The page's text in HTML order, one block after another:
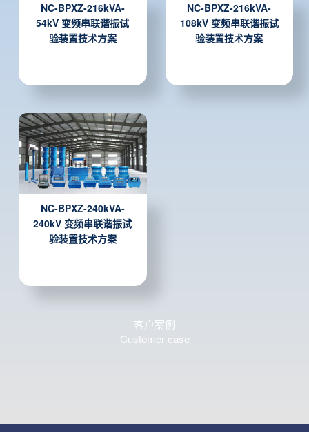
NC-BPXZ-216kVA-
54kV 变频串联谐振试
验装置技术方案
NC-BPXZ-216kVA-
108kV 变频串联谐振试
验装置技术方案
NC-BPXZ-240kVA-
240kV 变频串联谐振试
验装置技术方案
客户案例
Customer case